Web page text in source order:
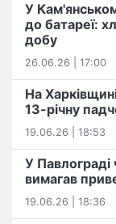
У
до батареї:
добу
26.06.26 | 17:00
На
13-річну
19.06.26 | 18:53
У Павлограді
вимагав
19.06.26 | 18:36